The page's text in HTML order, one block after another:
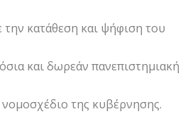
κατάθεση και ψήφιση του
και δωρεάν πανεπιστημιακή
νομοσχέδιο της κυβέρνησης.